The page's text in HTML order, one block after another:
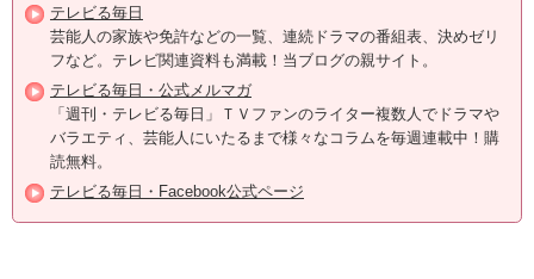
テレビる毎日
芸能人の家族や免許などの一覧、連続ドラマの番組表、決めゼリ
フなど。テレビ関連資料も満載！当ブログの親サイト。
テレビる毎日・公式メルマガ
「週刊・テレビる毎日」ＴＶファンのライター複数人でドラマや
バラエティ、芸能人にいたるまで様々なコラムを毎週連載中！購
読無料。
テレビる毎日・Facebook公式ページ